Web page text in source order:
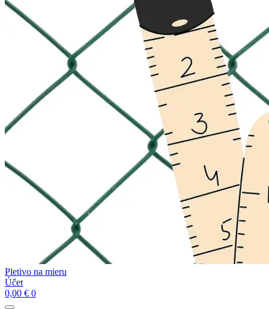
Pletivo na mieru
Účet
0,00 € 0